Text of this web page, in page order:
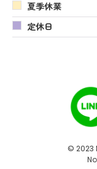
夏季休業
定休日
© 2023